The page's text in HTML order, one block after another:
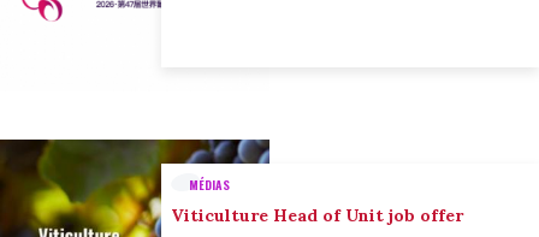
MÉDIAS
Viticulture Head of Unit job offer